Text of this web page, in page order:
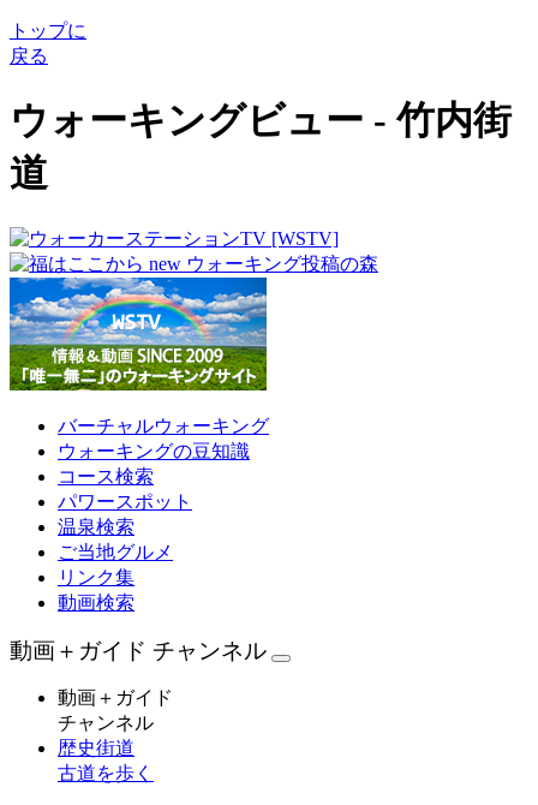
トップに
戻る
ウォーキングビュー - 竹内街
道
バーチャルウォーキング
ウォーキングの豆知識
コース検索
パワースポット
温泉検索
ご当地グルメ
リンク集
動画検索
動画＋ガイド チャンネル
動画＋ガイド
チャンネル
歴史街道
古道を歩く